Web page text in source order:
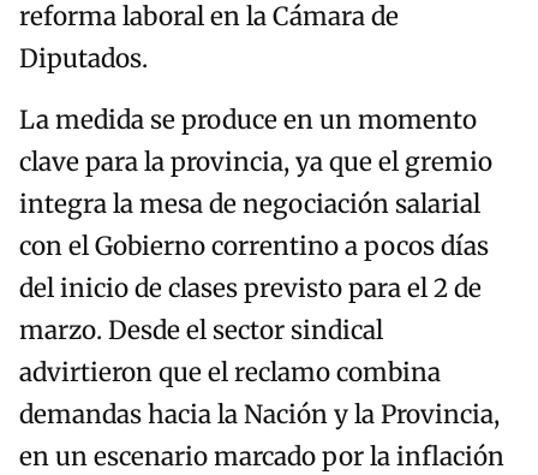
reforma laboral en la Cámara de
Diputados.
La medida se produce en un momento
clave para la provincia, ya que el gremio
integra la mesa de negociación salarial
con el Gobierno correntino a pocos días
del inicio de clases previsto para el 2 de
marzo. Desde el sector sindical
advirtieron que el reclamo combina
demandas hacia la Nación y la Provincia,
en un escenario marcado por la inflación